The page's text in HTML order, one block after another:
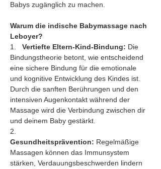
Babys zugänglich zu machen.
Warum die indische Babymassage nach
Leboyer?
1. Vertiefte Eltern-Kind-Bindung: Die
Bindungstheorie betont, wie entscheidend
eine sichere Bindung für die emotionale
und kognitive Entwicklung des Kindes ist.
Durch die sanften Berührungen und den
intensiven Augenkontakt während der
Massage wird die Verbindung zwischen dir
und deinem Baby gestärkt.
2.
Gesundheitsprävention: Regelmäßige
Massagen können das Immunsystem
stärken, Verdauungsbeschwerden lindern